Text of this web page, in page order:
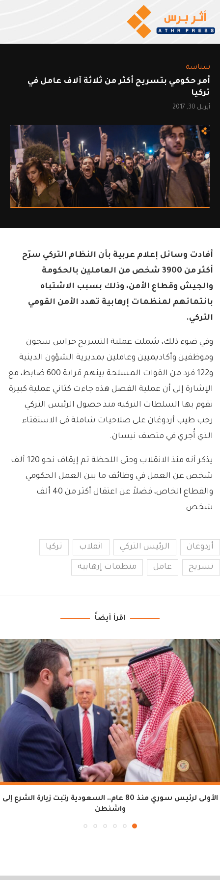
سياسة
أمر حكومي بتسريح أكثر من ثلاثة آلاف عامل في
تركيا
أبريل 30, 2017
أفادت وسائل إعلام عربية بأن النظام التركي سرّح
أكثر من 3900 شخص من العاملين بالحكومة
والجيش وقطاع الأمن، وذلك بسبب الاشتباه
بانتمائهم لمنظمات إرهابية تهدد الأمن القومي
التركي.
وفي ضوء ذلك، شملت عملية التسريح حراس سجون
وموظفين وأكاديميين وعاملين بمديرية الشؤون الدينية
و122 فرد من القوات المسلحة بينهم قرابة 600 ضابط، مع
الإشارة إلى أن عملية الفصل هذه جاءت كثاني عملية كبيرة
تقوم بها السلطات التركية منذ حصول الرئيس التركي
رجب طيب أردوغان على صلاحيات شاملة في الاستفتاء
الذي أُجري في متصف نيسان.
يذكر أنه منذ الانقلاب وحتى اللحظة تم إيقاف نحو 120 ألف
شخص عن العمل في وظائف ما بين العمل الحكومي
والقطاع الخاص، فضلاً عن اعتقال أكثر من 40 ألف
شخص.
أردوغان الرئيس التركي انقلاب تركيا
تسريح عامل منظمات إرهابية
اقرأ أيضاً
الأولى لرئيس سوري منذ 80 عام.. السعودية رتبت زيارة الشرع إلى
واشنطن